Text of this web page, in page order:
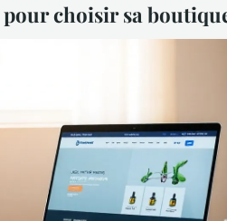
choisir sa